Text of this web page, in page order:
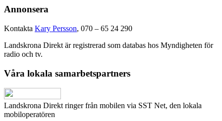
Annonsera
Kontakta Kary Persson, 070 – 65 24 290
Landskrona Direkt är registrerad som databas hos Myndigheten för
radio och tv.
Våra lokala samarbetspartners
Landskrona Direkt ringer från mobilen via SST Net, den lokala
mobiloperatören